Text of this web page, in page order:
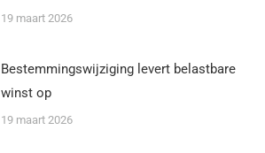
19 maart 2026
Bestemmingswijziging levert belastbare
winst op
19 maart 2026